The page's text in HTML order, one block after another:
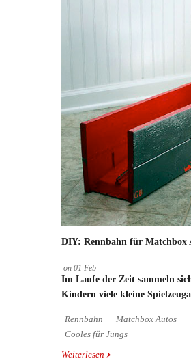
DIY: Rennbahn für Matchbox
on 01 Feb
Im Laufe der Zeit sammeln
Kindern viele kleine
Rennbahn
Matchbox Autos
Cooles für Jungs
Weiterlesen über DIY: Rennbahn